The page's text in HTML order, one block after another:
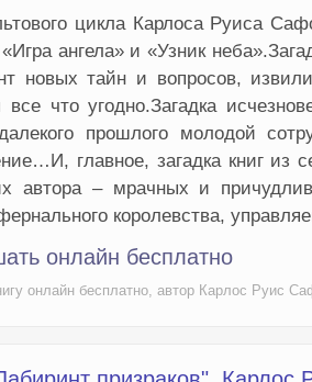
цикла Карлоса Руиса
ангела» и «Узник
новых тайн и вопросов,
что угодно.Загадка
прошлого молодой
главное, загадка книг из
автора – мрачных и
королевства,
онлайн бесплатно
онлайн бесплатно, автор Карлос Руис